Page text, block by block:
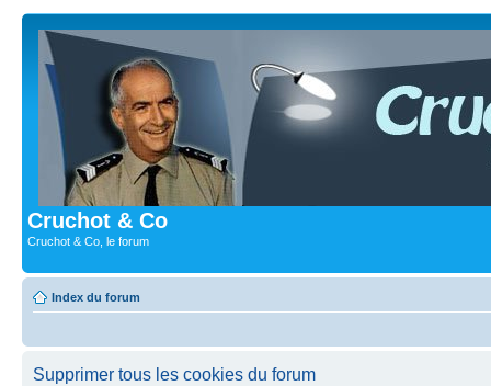
Cruchot & Co
Cruchot & Co, le forum
Index du forum
Supprimer tous les cookies du forum